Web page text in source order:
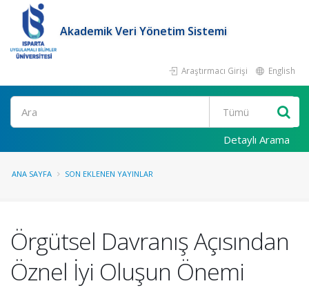
Akademik Veri Yönetim Sistemi
Araştırmacı Girişi English
Ara
Detaylı Arama
ANA SAYFA SON EKLENEN YAYINLAR
Örgütsel Davranış Açısından
Öznel İyi Oluşun Önemi